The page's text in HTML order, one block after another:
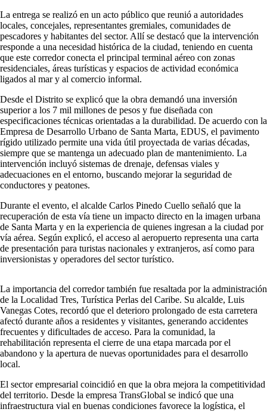
La entrega se realizó en un acto público que reunió a autoridades
locales, concejales, representantes gremiales, comunidades de
pescadores y habitantes del sector. Allí se destacó que la intervención
responde a una necesidad histórica de la ciudad, teniendo en cuenta
que este corredor conecta el principal terminal aéreo con zonas
residenciales, áreas turísticas y espacios de actividad económica
ligados al mar y al comercio informal.
Desde el Distrito se explicó que la obra demandó una inversión
superior a los 7 mil millones de pesos y fue diseñada con
especificaciones técnicas orientadas a la durabilidad. De acuerdo con la
Empresa de Desarrollo Urbano de Santa Marta, EDUS, el pavimento
rígido utilizado permite una vida útil proyectada de varias décadas,
siempre que se mantenga un adecuado plan de mantenimiento. La
intervención incluyó sistemas de drenaje, defensas viales y
adecuaciones en el entorno, buscando mejorar la seguridad de
conductores y peatones.
Durante el evento, el alcalde Carlos Pinedo Cuello señaló que la
recuperación de esta vía tiene un impacto directo en la imagen urbana
de Santa Marta y en la experiencia de quienes ingresan a la ciudad por
vía aérea. Según explicó, el acceso al aeropuerto representa una carta
de presentación para turistas nacionales y extranjeros, así como para
inversionistas y operadores del sector turístico.
La importancia del corredor también fue resaltada por la administración
de la Localidad Tres, Turística Perlas del Caribe. Su alcalde, Luis
Vanegas Cotes, recordó que el deterioro prolongado de esta carretera
afectó durante años a residentes y visitantes, generando accidentes
frecuentes y dificultades de acceso. Para la comunidad, la
rehabilitación representa el cierre de una etapa marcada por el
abandono y la apertura de nuevas oportunidades para el desarrollo
local.
El sector empresarial coincidió en que la obra mejora la competitividad
del territorio. Desde la empresa TransGlobal se indicó que una
infraestructura vial en buenas condiciones favorece la logística, el